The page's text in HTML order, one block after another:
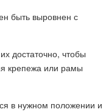
быть выровнен с
достаточно, чтобы
крепежа или рамы
в нужном положении и